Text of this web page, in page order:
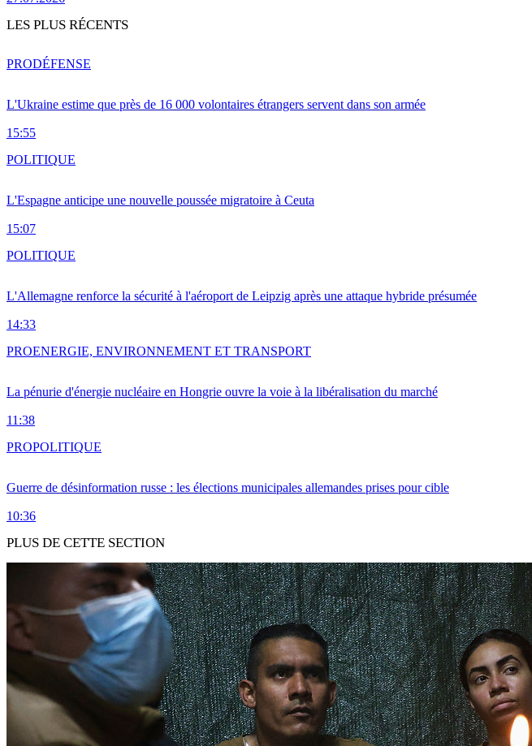
LES PLUS RÉCENTS
L'Ukraine estime que près de 16 000 volontaires étrangers servent dans son armée
15:55
PRODÉFENSE
L'Espagne anticipe une nouvelle poussée migratoire à Ceuta
15:07
POLITIQUE
L'Allemagne renforce la sécurité à l'aéroport de Leipzig après une attaque hybride présumée
14:33
POLITIQUE
La pénurie d'énergie nucléaire en Hongrie ouvre la voie à la libéralisation du marché
11:38
PROENERGIE, ENVIRONNEMENT ET TRANSPORT
Guerre de désinformation russe : les élections municipales allemandes prises pour cible
10:36
PROPOLITIQUE
PLUS DE CETTE SECTION